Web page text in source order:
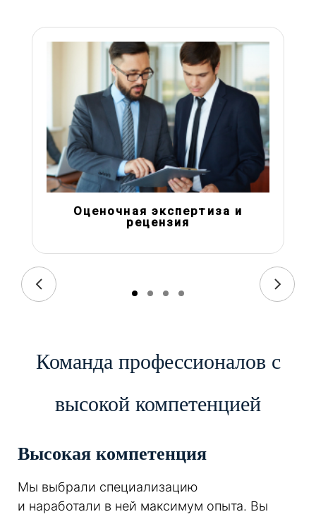
Оценочная экспертиза и
рецензия
Команда профессионалов с
высокой компетенцией
Высокая компетенция
Мы выбрали специализацию
и наработали в ней максимум опыта. Вы